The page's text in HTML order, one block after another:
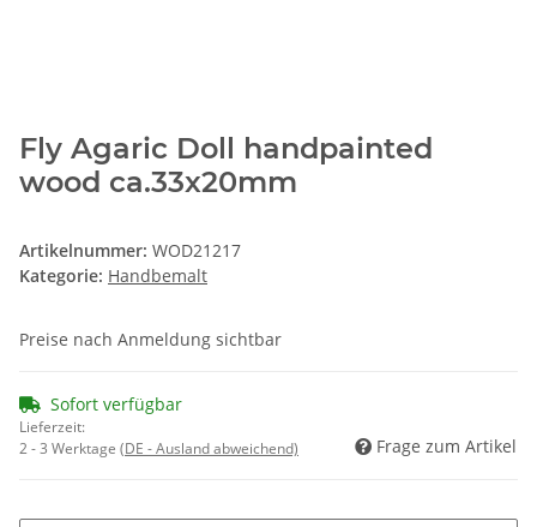
Fly Agaric Doll handpainted
wood ca.33x20mm
Artikelnummer: WOD21217
Kategorie: Handbemalt
Preise nach Anmeldung sichtbar
Sofort verfügbar
Lieferzeit:
2 - 3 Werktage (DE - Ausland abweichend) Frage zum Artikel